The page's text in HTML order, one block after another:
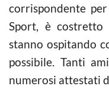
corrispondente
Sport, è
stanno ospitando
possibile. Tanti
numerosi attestati